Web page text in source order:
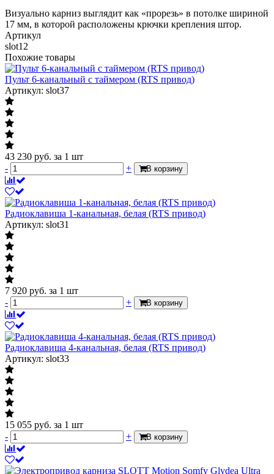
Визуально карниз выглядит как «прорезь» в потолке шириной
17 мм, в которой расположены крючки крепления штор.
Артикул
slot12
Похожие товары
Пульт 6-канальный с таймером (RTS привод)
Артикул: slot37
43 230 руб. за 1 шт
-
+ В корзину
Радиоклавиша 1-канальная, белая (RTS привод)
Артикул: slot31
7 920 руб. за 1 шт
-
+ В корзину
Радиоклавиша 4-канальная, белая (RTS привод)
Артикул: slot33
15 055 руб. за 1 шт
-
+ В корзину